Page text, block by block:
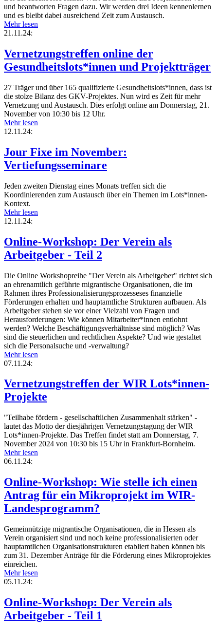
und beantworten Fragen dazu. Wir werden drei Ideen kennenlernen
und es bleibt dabei ausreichend Zeit zum Austausch.
Mehr lesen
21.11.24:
Vernetzungstreffen online der
Gesundheitslots*innen und Projektträger
27 Träger und über 165 qualifizierte Gesundheitslots*innen, dass ist
die stolze Bilanz des GKV-Projektes. Nun wird es Zeit für mehr
Vernetzung und Austausch. Dies erfolgt online am Donnerstag, 21.
November von 10:30 bis 12 Uhr.
Mehr lesen
12.11.24:
Jour Fixe im November:
Vertiefungsseminare
Jeden zweiten Dienstag eines Monats treffen sich die
Koordinierenden zum Austausch über ein Themen im Lots*innen-
Kontext.
Mehr lesen
12.11.24:
Online-Workshop: Der Verein als
Arbeitgeber - Teil 2
Die Online Workshopreihe "Der Verein als Arbeitgeber" richtet sich
an ehrenamtlich geführte migrantische Organisationen, die im
Rahmen ihres Professionalisierungsprozesseses finanzielle
Förderungen erhalten und hauptamtliche Strukturen aufbauen. Als
Arbeitgeber stehen sie vor einer Vielzahl von Fragen und
Herausforderungen: Wie können Mitarbeiter*innen entlohnt
werden? Welche Beschäftigungsverhältnisse sind möglich? Was
sind die steuerlichen und rechtlichen Aspekte? Und wie gestaltet
sich die Personalsuche und -verwaltung?
Mehr lesen
07.11.24:
Vernetzungstreffen der WIR Lots*innen-
Projekte
"Teilhabe fördern - gesellschaftlichen Zusammenhalt stärken" -
lautet das Motto der diesjährigen Vernetzungstagung der WIR
Lots*innen-Projekte. Das Treffen findet statt am Donnerstag, 7.
November 2024 von 10:30 bis 15 Uhr in Frankfurt-Bornheim.
Mehr lesen
06.11.24:
Online-Workshop: Wie stelle ich einen
Antrag für ein Mikroprojekt im WIR-
Landesprogramm?
Gemeinnützige migrantische Organisationen, die in Hessen als
Verein organisiert sind und noch keine professionalisierten oder
hauptamtlichen Organisationstrukturen etabliert haben können bis
zum 31. Dezember Anträge für die Förderung eines Mikroprojektes
einreichen.
Mehr lesen
05.11.24:
Online-Workshop: Der Verein als
Arbeitgeber - Teil 1